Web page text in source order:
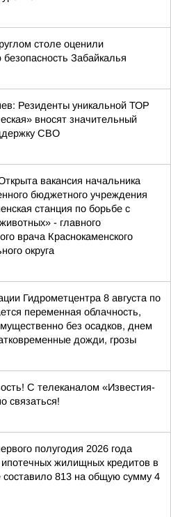
столе оценили
безопасность Забайкалья
Резиденты уникальной ТОР
вносят значительный
СВО
вакансия начальника
бюджетного учреждения
станция по борьбе с
- главного
врача Краснокаменского
округа
Гидрометцентра 8 августа по
переменная облачность,
без осадков, днем
дожди, грозы
С телеканалом «Известия-
связаться!
полугодия 2026 года
ипотечных жилищных кредитов в
составило 813 на общую сумму 4